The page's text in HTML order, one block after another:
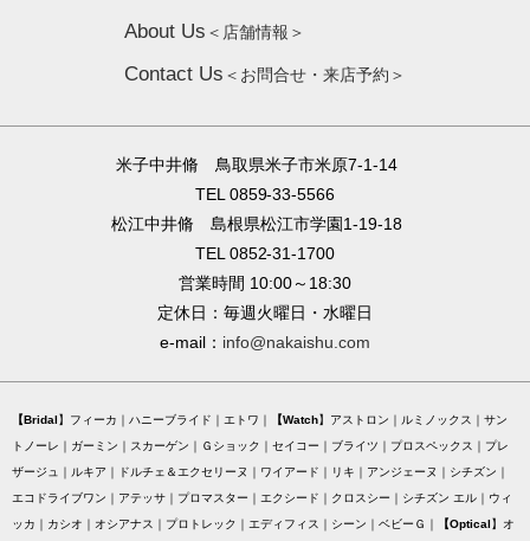
About Us ＜店舗情報＞
Contact Us ＜お問合せ・来店予約＞
米子中井脩 鳥取県米子市米原7-1-14
TEL 0859-33-5566
松江中井脩 島根県松江市学園1-19-18
TEL 0852-31-1700
営業時間 10:00～18:30
定休日：毎週火曜日・水曜日
e-mail： info@nakaishu.com
Bridal フィーカ ハニーブライド エトワ Watch アストロン ルミノックス
サン
トノーレ
ガーミン スカーゲン Ｇショック セイコー ブライツ プロスペックス
プレ
ザージュ
ルキア ドルチェ＆エクセリーヌ ワイアード リキ アンジェーヌ
シチズン
エコドライブワン
アテッサ プロマスター エクシード クロスシー シチズン エル
ウィ
ッカ
カシオ オシアナス プロトレック エディフィス シーン ベビーＧ Optical オ